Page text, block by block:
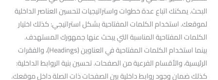
البحث. يمكنك اتباع عدة خطوات واستراتيجيات لتحسين العناصر الداخلية
لموقعك. استخدام الكلمات المفتاحية بشكل استراتيجي: كذلك اختيار
الكلمات المفتاحية المناسبة التي يبحث عنها جمهورك المستهدف.
بينما استخدام الكلمات المفتاحية في العناوين (Headings)، والفقرات
الرئيسية، والأقسام الفرعية من الصفحات. تحسين بنية الروابط الداخلية:
كذلك ضمان وجود روابط داخلية بين الصفحات ذات الصلة داخل موقعك.